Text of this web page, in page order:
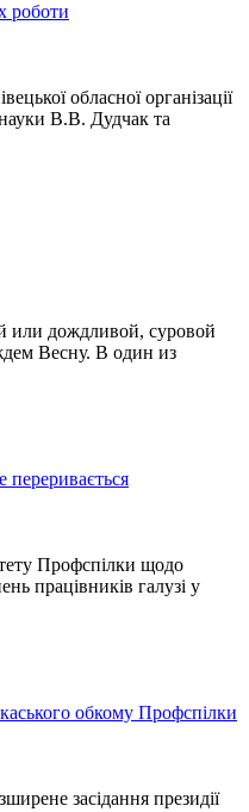
роботи
обласної організації
В.В. Дудчак та
или дождливой, суровой
Весну. В один из
переривається
Профспілки щодо
працівників галузі у
обкому Профспілки
засідання президії